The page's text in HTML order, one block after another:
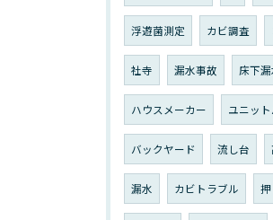
浮遊菌測定 カビ調査
社寺 漏水事故 床下漏
ハウスメーカー ユニット
バックヤード 流し台
漏水 カビトラブル